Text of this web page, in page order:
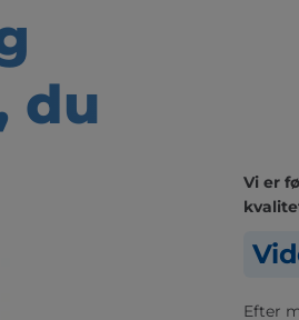
du
Vi er
Efter